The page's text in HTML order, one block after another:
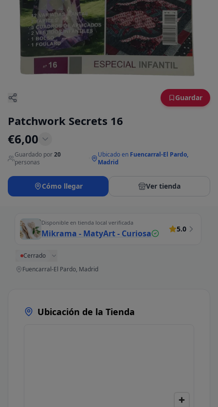
Guardar
Patchwork Secrets 16
€6,00
Guardado por20
personas
Ubicado en Fuencarral-El Pardo,
Madrid
Cómo llegar Ver tienda
Disponible en tienda local verificada
Mikrama - MatyArt - Curiosa 5.0
Cerrado
Fuencarral-El Pardo, Madrid
Ubicación de la Tienda